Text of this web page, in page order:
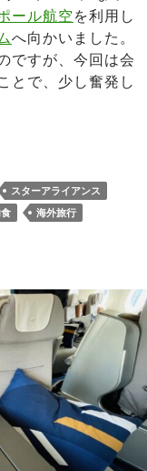
ール航空を利用し
へ向かいました。
ですが、今回は会
とで、少し奮発し
ラス搭乗記｜成田
スターアライアンス
海外旅行